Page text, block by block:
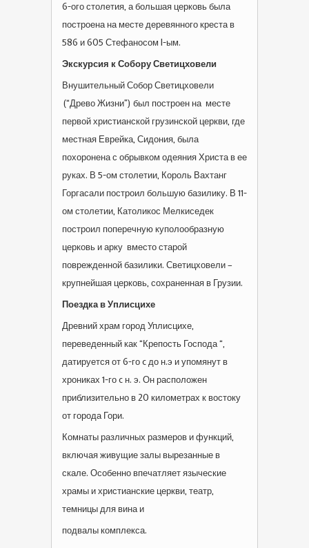
6-ого столетия, а большая церковь была
построена на месте деревянного креста в
586 и 605 Стефаносом I-ым.
Экскурсия к Собору Светицховели
Внушительный Собор Светицховели
(“Древо Жизни”) был построен на месте
первой христианской грузинской церкви, где
местная Еврейка, Сидония, была
похоронена с обрывком одеяния Христа в ее
руках. В 5-ом столетии, Король Вахтанг
Горгасали построил большую базилику. В 11-
ом столетии, Католикос Мелкиседек
построил поперечную куполообразную
церковь и арку вместо старой
поврежденной базилики. Светицховели –
крупнейшая церковь, сохраненная в Грузии.
Поездка в Уплисцихе
Древний храм город Уплисцихе,
переведенный как “Крепость Господа “,
датируется от 6-го c до н.э и упомянут в
хрониках 1-го c н. э. Он расположен
приблизительно в 20 километрах к востоку
от города Гори.
Комнаты различных размеров и функций,
включая живущие залы вырезанные в
скале. Особенно впечатляет языческие
храмы и христианские церкви, театр,
темницы для вина и
подвалы комплекса.